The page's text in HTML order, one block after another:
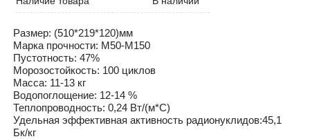
Размер: (510*219*120)мм
Марка прочности: М50-М150
Пустотность: 47%
Морозостойкость: 100 циклов
Масса: 11-13 кг
Водопоглощение: 12-14 %
Теплопроводность: 0,24 Вт/(м*С)
Удельная эффективная активность радионуклидов:45,1
Бк/кг